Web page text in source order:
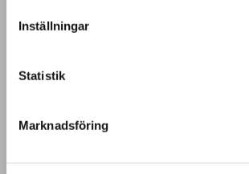
Inställningar
Statistik
Marknadsföring
Kundundersökning